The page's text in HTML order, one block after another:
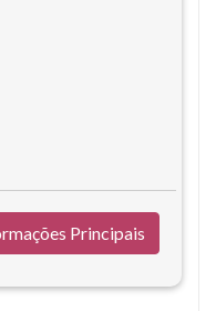
Principais